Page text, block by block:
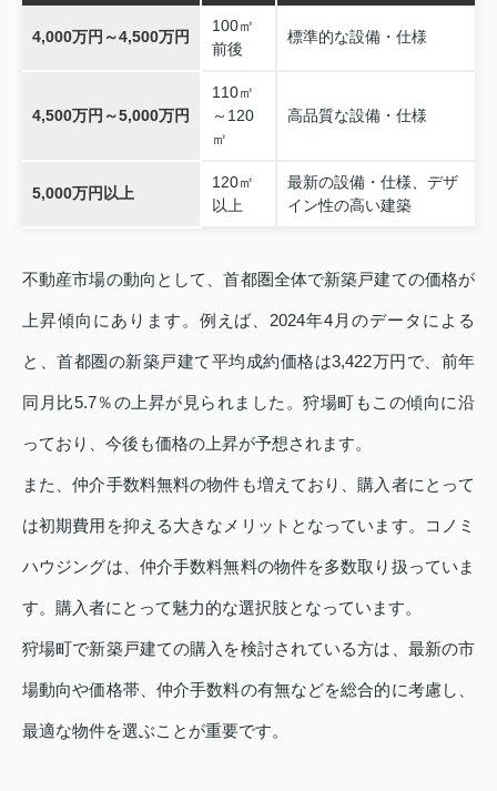
4,000万円～4,500万円
100㎡
前後
標準的な設備・仕様
4,500万円～5,000万円
110㎡
～120
㎡
高品質な設備・仕様
5,000万円以上
120㎡
以上
最新の設備・仕様、デザ
イン性の高い建築
不動産市場の動向として、首都圏全体で新築戸建ての価格が
上昇傾向にあります。例えば、2024年4月のデータによる
と、首都圏の新築戸建て平均成約価格は3,422万円で、前年
同月比5.7％の上昇が見られました。狩場町もこの傾向に沿
っており、今後も価格の上昇が予想されます。
また、仲介手数料無料の物件も増えており、購入者にとって
は初期費用を抑える大きなメリットとなっています。コノミ
ハウジングは、仲介手数料無料の物件を多数取り扱っていま
す。購入者にとって魅力的な選択肢となっています。
狩場町で新築戸建ての購入を検討されている方は、最新の市
場動向や価格帯、仲介手数料の有無などを総合的に考慮し、
最適な物件を選ぶことが重要です。